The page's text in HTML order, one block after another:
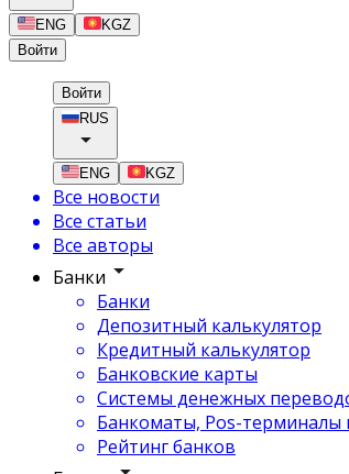
ENG
KGZ
Войти
Войти
RUS
ENG KGZ
Все новости
Все статьи
Все авторы
Банки
Банки
Депозитный калькулятор
Кредитный калькулятор
Банковские карты
Системы денежных
Банкоматы, Pos-терминалы
Рейтинг банков